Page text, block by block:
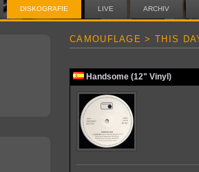
DISKOGRAFIE LIVE ARCHIV
CAMOUFLAGE > THIS
Handsome (12" Vinyl)